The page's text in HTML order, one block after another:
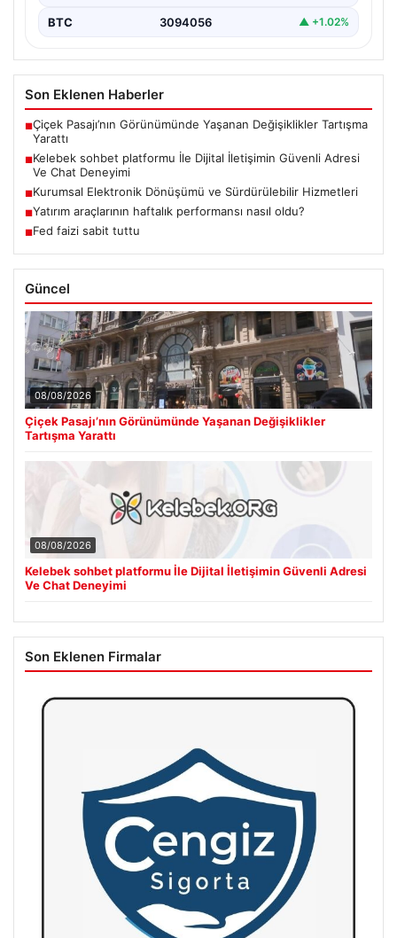
BTC 3094056 ▲ +1.02%
Son Eklenen Haberler
■Çiçek Pasajı’nın Görünümünde Yaşanan Değişiklikler Tartışma
Yarattı
■Kelebek sohbet platformu İle Dijital İletişimin Güvenli Adresi
Ve Chat Deneyimi
■Kurumsal Elektronik Dönüşümü ve Sürdürülebilir Hizmetleri
■Yatırım araçlarının haftalık performansı nasıl oldu?
■Fed faizi sabit tuttu
Güncel
08/08/2026
Çiçek Pasajı’nın Görünümünde Yaşanan Değişiklikler
Tartışma Yarattı
08/08/2026
Kelebek sohbet platformu İle Dijital İletişimin Güvenli Adresi
Ve Chat Deneyimi
Son Eklenen Firmalar